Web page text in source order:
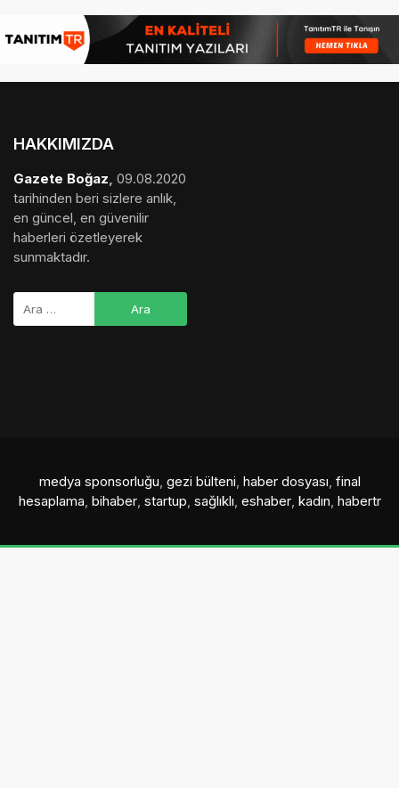
HAKKIMIZDA
Gazete Boğaz, 09.08.2020
tarihinden beri sizlere anlık,
en güncel, en güvenilir
haberleri özetleyerek
sunmaktadır.
medya sponsorluğu, gezi bülteni, haber dosyası, final
hesaplama, bihaber, startup, sağlıklı, eshaber, kadın, habertr